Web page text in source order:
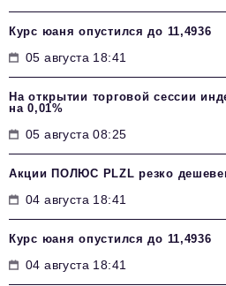
Курс юаня опустился до 11,4936
05 августа 18:41
На открытии торговой сессии
на 0,01%
05 августа 08:25
Акции ПОЛЮС PLZL резко
04 августа 18:41
Курс юаня опустился до 11,4936
04 августа 18:41